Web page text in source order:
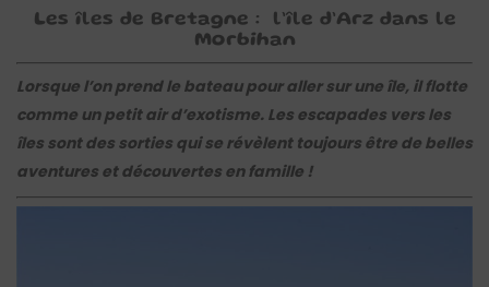
Les îles de Bretagne : l’île d’Arz dans le
Morbihan
Lorsque l’on prend le bateau pour aller sur une île, il flotte
comme un petit air d’exotisme. Les escapades vers les
îles sont des sorties qui se révèlent toujours être de belles
aventures et découvertes en famille !